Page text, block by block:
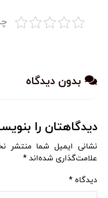
بدون دیدگاه
دیدگاهتان را
نشانی ایمیل شما منتشر
علامت‌گذاری شده‌اند*
دیدگاه*